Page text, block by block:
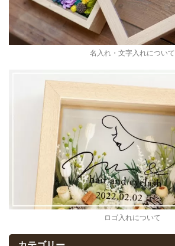
名入れ・文字入れについて
ロゴ入れについて